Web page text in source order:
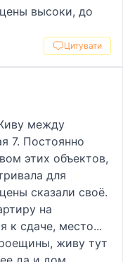
высоки, до
Цитувати
между
7. Постоянно
этих объектов,
для
сказали своё.
на
к сдаче, место...
живу тут